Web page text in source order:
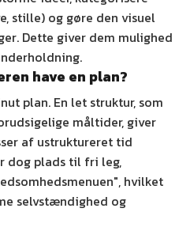
stille) og gøre den visuel
Dette giver dem mulighed
have en plan?
plan. En let struktur, som
måltider, giver
af ustruktureret tid
dog plads til fri leg,
hvilket
selvstændighed og